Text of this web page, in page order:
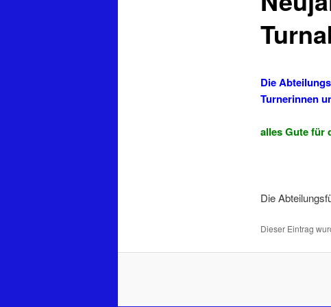
Die
Turnerinnen
alles Gute für
Die
Dieser Eintrag